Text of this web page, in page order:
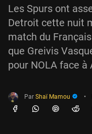
Les Spurs ont
Detroit cette nuit
match du
que Greivis
pour NOLA face à
Par Shaï Mamou •